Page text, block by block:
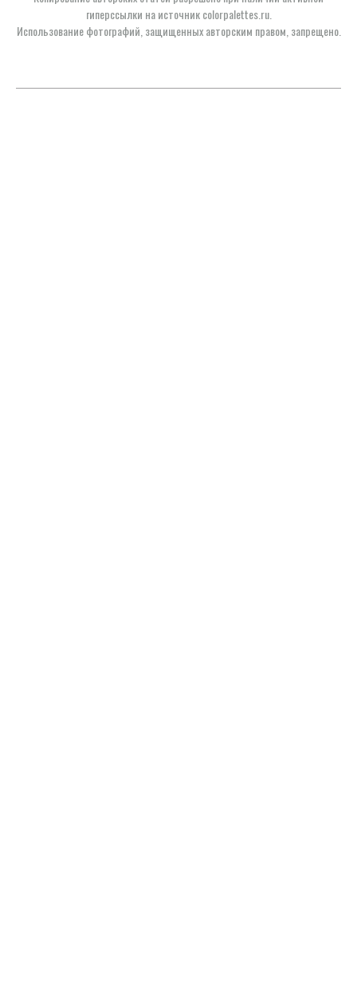
гиперссылки на источник colorpalettes.ru.
Использование фотографий, защищенных авторским правом, запрещено.